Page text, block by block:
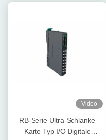
Video
RB-Serie Ultra-Schlanke
Karte Typ I/O Digitale